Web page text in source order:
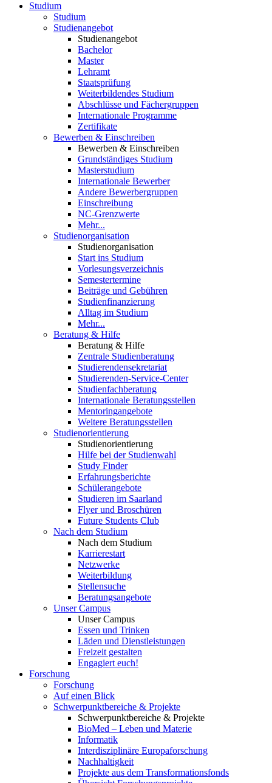
Studium
Studium
Studienangebot
Studienangebot
Bachelor
Master
Lehramt
Staatsprüfung
Weiterbildendes Studium
Abschlüsse und Fächergruppen
Internationale Programme
Zertifikate
Bewerben & Einschreiben
Bewerben & Einschreiben
Grundständiges Studium
Masterstudium
Internationale Bewerber
Andere Bewerbergruppen
Einschreibung
NC-Grenzwerte
Mehr...
Studienorganisation
Studienorganisation
Start ins Studium
Vorlesungsverzeichnis
Semestertermine
Beiträge und Gebühren
Studienfinanzierung
Alltag im Studium
Mehr...
Beratung & Hilfe
Beratung & Hilfe
Zentrale Studienberatung
Studierendensekretariat
Studierenden-Service-Center
Studienfachberatung
Internationale Beratungsstellen
Mentoringangebote
Weitere Beratungsstellen
Studienorientierung
Studienorientierung
Hilfe bei der Studienwahl
Study Finder
Erfahrungsberichte
Schülerangebote
Studieren im Saarland
Flyer und Broschüren
Future Students Club
Nach dem Studium
Nach dem Studium
Karrierestart
Netzwerke
Weiterbildung
Stellensuche
Beratungsangebote
Unser Campus
Unser Campus
Essen und Trinken
Läden und Dienstleistungen
Freizeit gestalten
Engagiert euch!
Forschung
Forschung
Auf einen Blick
Schwerpunktbereiche & Projekte
Schwerpunktbereiche & Projekte
BioMed – Leben und Materie
Informatik
Interdisziplinäre Europaforschung
Nachhaltigkeit
Projekte aus dem Transformationsfonds